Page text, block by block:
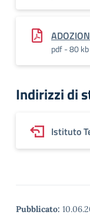
pdf - 80 kb
Indirizzi di
Istituto
Pubblicato: